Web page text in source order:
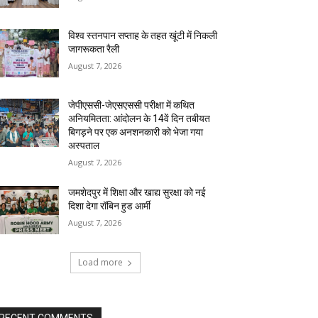
विश्व स्तनपान सप्ताह के तहत खूंटी में निकली
जागरूकता रैली
August 7, 2026
जेपीएससी-जेएसएससी परीक्षा में कथित
अनियमितता: आंदोलन के 14वें दिन तबीयत
बिगड़ने पर एक अनशनकारी को भेजा गया
अस्पताल
August 7, 2026
जमशेदपुर में शिक्षा और खाद्य सुरक्षा को नई
दिशा देगा रॉबिन हुड आर्मी
August 7, 2026
Load more